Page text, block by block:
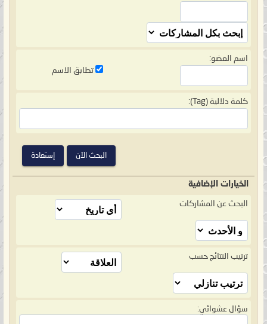
اسم العضو:
تطابق الاسم
كلمة دلالية (Tag):
الخيارات الإضافية
البحث عن المشاركات
ترتيب النتائج حسب
سؤال عشوائي: